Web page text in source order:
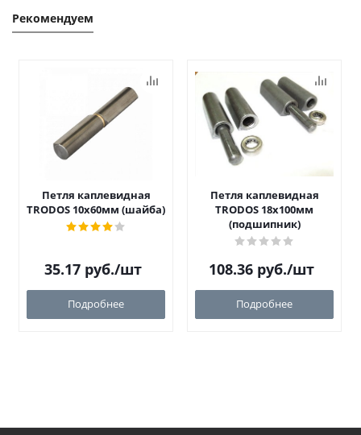
Рекомендуем
Петля каплевидная
TRODOS 10х60мм (шайба)
35.17 руб./шт
Подробнее
Петля каплевидная
TRODOS 18х100мм
(подшипник)
108.36 руб./шт
Подробнее